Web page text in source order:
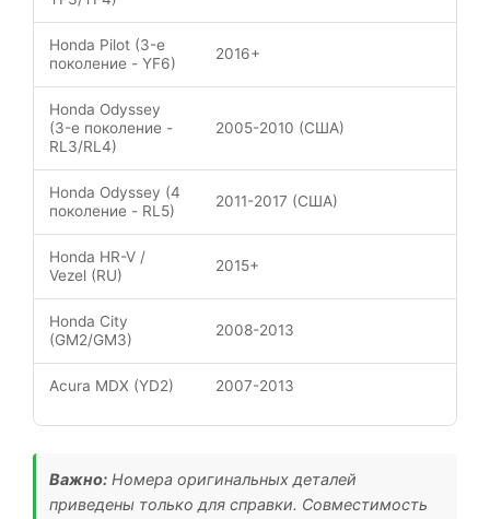
Honda Pilot (3-е
поколение - YF6)
2016+
Honda Odyssey
(3-е поколение -
RL3/RL4)
2005-2010 (США)
Honda Odyssey (4
поколение - RL5)
2011-2017 (США)
Honda HR-V /
Vezel (RU)
2015+
Honda City
(GM2/GM3)
2008-2013
Acura MDX (YD2) 2007-2013
Важно: Номера оригинальных деталей
приведены только для справки. Совместимость